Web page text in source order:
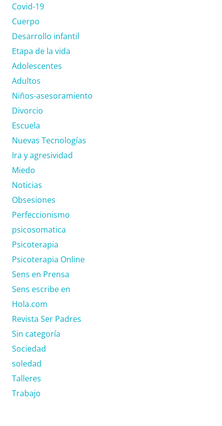
Covid-19
Cuerpo
Desarrollo infantil
Etapa de la vida
Adolescentes
Adultos
Niños-asesoramiento
Divorcio
Escuela
Nuevas Tecnologías
Ira y agresividad
Miedo
Noticias
Obsesiones
Perfeccionismo
psicosomatica
Psicoterapia
Psicoterapia Online
Sens en Prensa
Sens escribe en
Hola.com
Revista Ser Padres
Sin categoría
Sociedad
soledad
Talleres
Trabajo